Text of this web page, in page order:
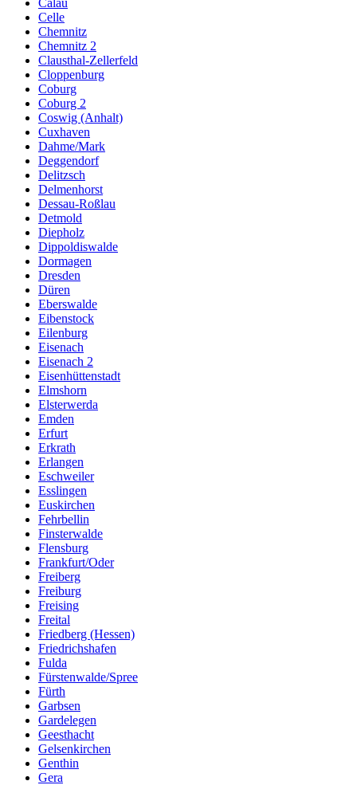
Celle
Chemnitz
Chemnitz 2
Clausthal-Zellerfeld
Cloppenburg
Coburg
Coburg 2
Coswig (Anhalt)
Cuxhaven
Dahme/Mark
Deggendorf
Delitzsch
Delmenhorst
Dessau-Roßlau
Detmold
Diepholz
Dippoldiswalde
Dormagen
Dresden
Düren
Eberswalde
Eibenstock
Eilenburg
Eisenach
Eisenach 2
Eisenhüttenstadt
Elmshorn
Elsterwerda
Emden
Erfurt
Erkrath
Erlangen
Eschweiler
Esslingen
Euskirchen
Fehrbellin
Finsterwalde
Flensburg
Frankfurt/Oder
Freiberg
Freiburg
Freising
Freital
Friedberg (Hessen)
Friedrichshafen
Fulda
Fürstenwalde/Spree
Fürth
Garbsen
Gardelegen
Geesthacht
Gelsenkirchen
Genthin
Gera